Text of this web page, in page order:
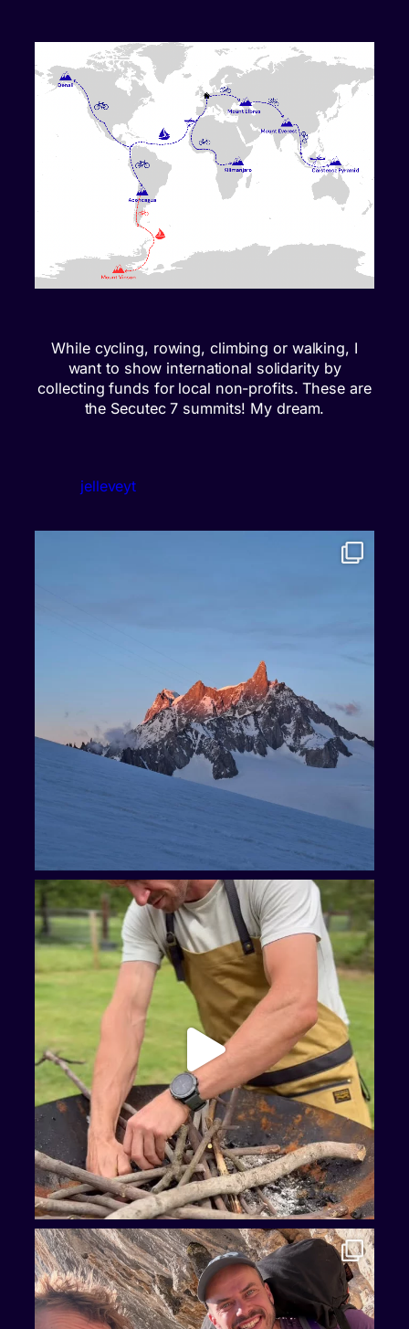
While cycling, rowing, climbing or walking, I
want to show international solidarity by
collecting funds for local non-profits. These are
the Secutec 7 summits! My dream.
jelleveyt